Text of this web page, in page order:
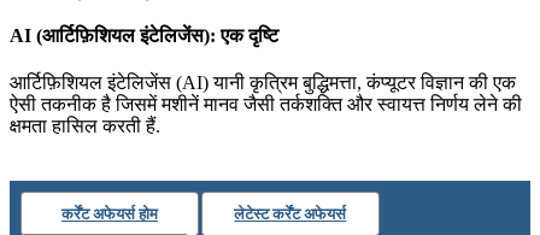
AI (आर्टिफ़िशियल इंटेलिजेंस): एक दृष्टि
आर्टिफ़िशियल इंटेलिजेंस (AI) यानी कृत्रिम बुद्धिमत्ता, कंप्यूटर विज्ञान की एक
ऐसी तकनीक है जिसमें मशीनें मानव जैसी तर्कशक्ति और स्वायत्त निर्णय लेने की
क्षमता हासिल करती हैं.
कर्रेंट अफेयर्स होम लेटेस्ट कर्रेंट अफेयर्स